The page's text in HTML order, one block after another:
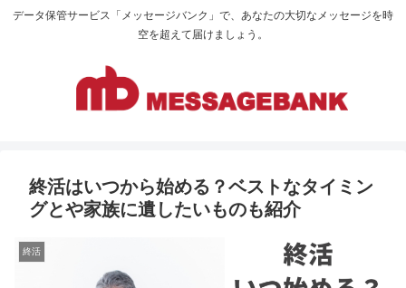
データ保管サービス「メッセージバンク」で、あなたの大切なメッセージを時
空を超えて届けましょう。
終活はいつから始める？ベストなタイミン
グとや家族に遺したいものも紹介
終活